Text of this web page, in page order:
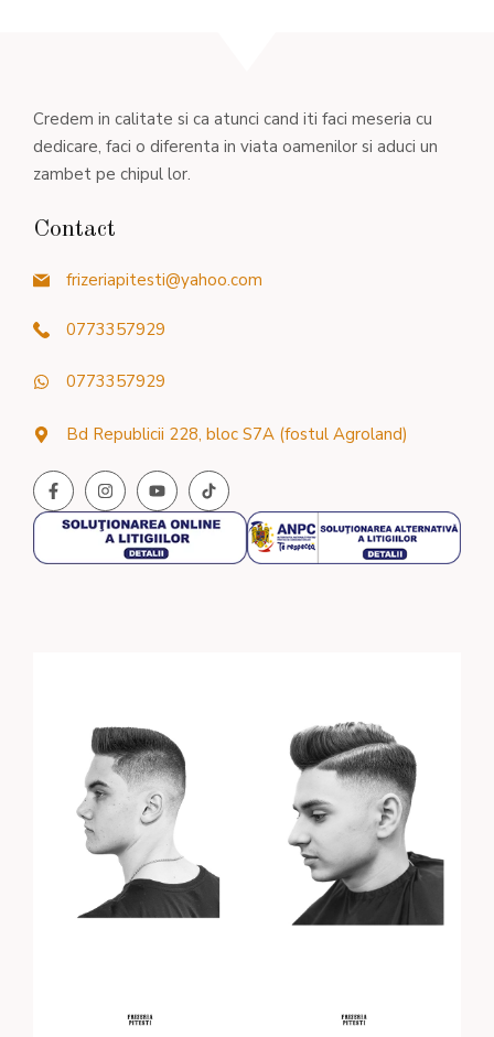
Credem in calitate si ca atunci cand iti faci meseria cu
dedicare, faci o diferenta in viata oamenilor si aduci un
zambet pe chipul lor.
Contact
frizeriapitesti@yahoo.com
0773357929
0773357929
Bd Republicii 228, bloc S7A (fostul Agroland)